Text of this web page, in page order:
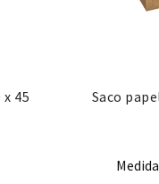
45 Saco